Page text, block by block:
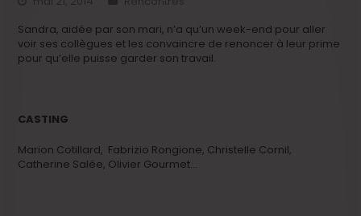
Sandra, aidée par son mari, n’a qu’un week-end pour aller
voir ses collègues et les convaincre de renoncer à leur prime
pour qu’elle puisse garder son travail.
CASTING
Marion Cotillard, Fabrizio Rongione, Christelle Cornil,
Catherine Salée, Olivier Gourmet…